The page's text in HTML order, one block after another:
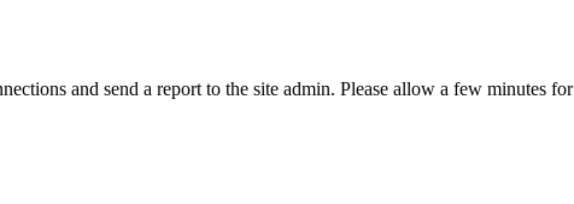
and send a report to the site admin. Please allow a few minutes